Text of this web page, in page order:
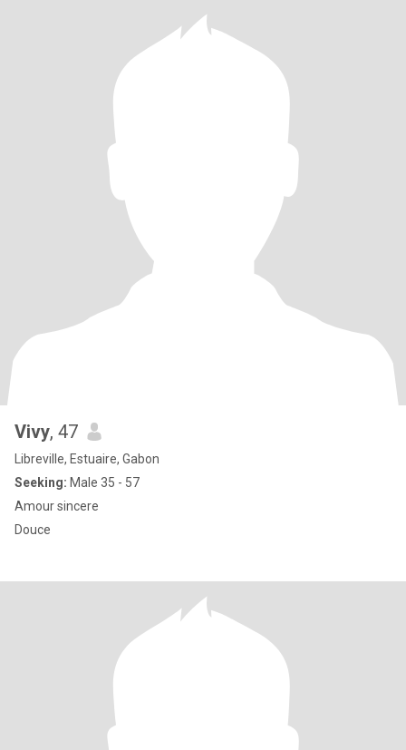
Vivy, 47
Libreville, Estuaire, Gabon
Seeking: Male 35 - 57
Amour sincere
Douce